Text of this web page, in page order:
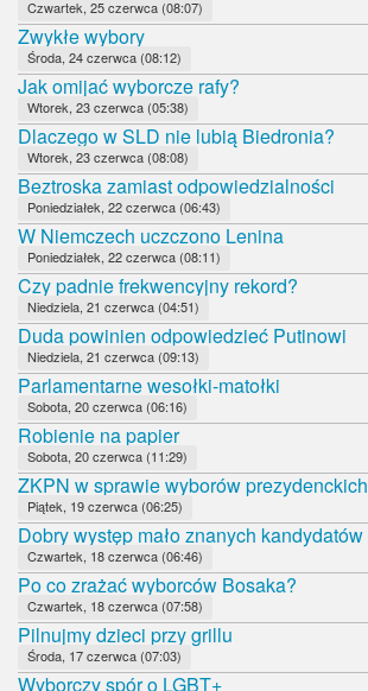
Czwartek, 25 czerwca (08:07)
Zwykłe wybory
Środa, 24 czerwca (08:12)
Jak omijać wyborcze rafy?
Wtorek, 23 czerwca (05:38)
Dlaczego w SLD nie lubią Biedronia?
Wtorek, 23 czerwca (08:08)
Beztroska zamiast odpowiedzialności
Poniedziałek, 22 czerwca (06:43)
W Niemczech uczczono Lenina
Poniedziałek, 22 czerwca (08:11)
Czy padnie frekwencyjny rekord?
Niedziela, 21 czerwca (04:51)
Duda powinien odpowiedzieć Putinowi
Niedziela, 21 czerwca (09:13)
Parlamentarne wesołki-matołki
Sobota, 20 czerwca (06:16)
Robienie na papier
Sobota, 20 czerwca (11:29)
ZKPN w sprawie wyborów prezydenckich
Piątek, 19 czerwca (06:25)
Dobry występ mało znanych kandydatów
Czwartek, 18 czerwca (06:46)
Po co zrażać wyborców Bosaka?
Czwartek, 18 czerwca (07:58)
Pilnujmy dzieci przy grillu
Środa, 17 czerwca (07:03)
Wyborczy spór o LGBT+